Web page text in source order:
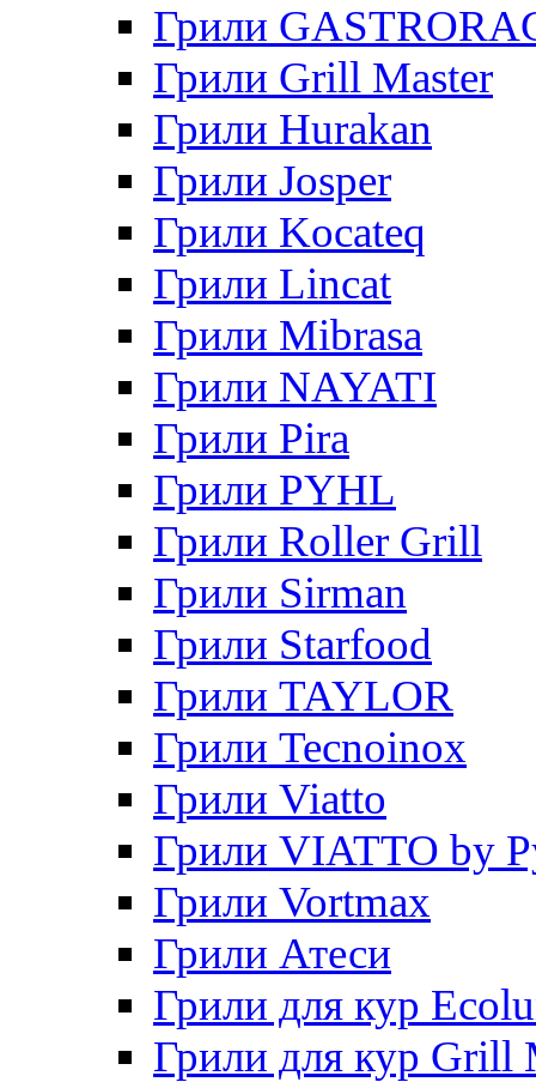
Грили
Грили Grill Master
Грили Hurakan
Грили Josper
Грили Kocateq
Грили Lincat
Грили Mibrasa
Грили NAYATI
Грили Pira
Грили PYHL
Грили Roller Grill
Грили Sirman
Грили Starfood
Грили TAYLOR
Грили Tecnoinox
Грили Viatto
Грили VIATTO by
Грили Vortmax
Грили Атеси
Грили для кур
Грили для кур Grill